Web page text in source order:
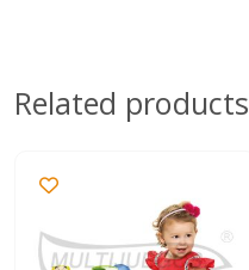
Related products